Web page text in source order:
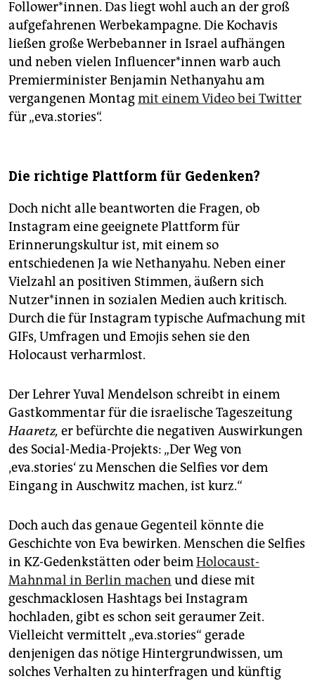
Follower*innen. Das liegt wohl auch an der groß
aufgefahrenen Werbekampagne. Die Kochavis
ließen große Werbebanner in Israel aufhängen
und neben vielen Influencer*innen warb auch
Premierminister Benjamin Nethanyahu am
vergangenen Montagmit einem Video bei Twitter
für „eva.stories“.
Die richtige Plattform für Gedenken?
Doch nicht alle beantworten die Fragen, ob
Instagram eine geeignete Plattform für
Erinnerungskultur ist, mit einem so
entschiedenen Ja wie Nethanyahu. Neben einer
Vielzahl an positiven Stimmen, äußern sich
Nutzer*innen in sozialen Medien auch kritisch.
Durch die für Instagram typische Aufmachung mit
GIFs, Umfragen und Emojis sehen sie den
Holocaust verharmlost.
Der Lehrer Yuval Mendelson schreibt in einem
Gastkommentar für die israelische Tageszeitung
Haaretz, er befürchte die negativen Auswirkungen
des Social-Media-Projekts: „Der Weg von
‚eva.stories‘ zu Menschen die Selfies vor dem
Eingang in Auschwitz machen, ist kurz.“
Doch auch das genaue Gegenteil könnte die
Geschichte von Eva bewirken. Menschen die Selfies
in KZ-Gedenkstätten oder beimHolocaust-
Mahnmal in Berlin machen und diese mit
geschmacklosen Hashtags bei Instagram
hochladen, gibt es schon seit geraumer Zeit.
Vielleicht vermittelt „eva.stories“ gerade
denjenigen das nötige Hintergrundwissen, um
solches Verhalten zu hinterfragen und künftig